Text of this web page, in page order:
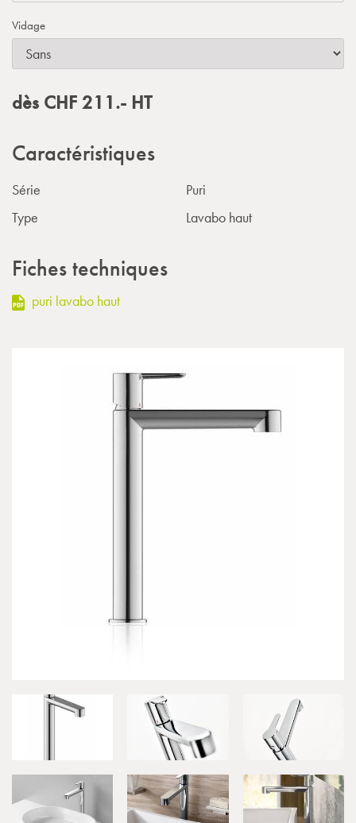
Vidage
dès CHF211.- HT
Caractéristiques
Série
Puri
Type
Lavabo haut
Fiches techniques
puri lavabo haut